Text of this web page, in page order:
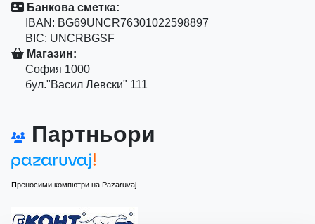
Банкова сметка:
IBAN: BG69UNCR76301022598897
BIC: UNCRBGSF
Магазин:
София 1000
бул."Васил Левски" 111
Партньори
Преносими компютри на Pazaruvaj